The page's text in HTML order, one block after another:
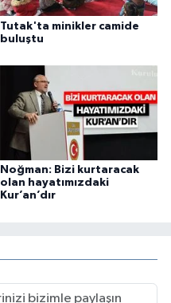
Tutak'ta minikler camide
buluştu
Noğman: Bizi kurtaracak
olan hayatımızdaki
Kur’an’dır